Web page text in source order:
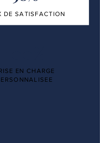
DE SATISFACTION
EN CHARGE